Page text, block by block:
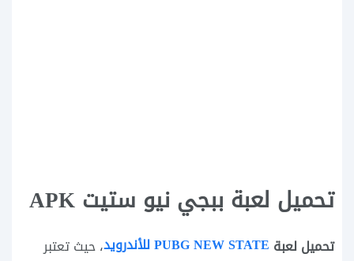
تحميل لعبة ببجي نيو ستيت APK
تحميل لعبة PUBG NEW STATE للأندرويد
، حيث تعتبر